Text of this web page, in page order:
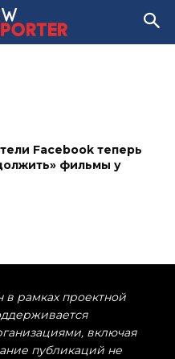
Facebook теперь
фильмы у
в рамках проектной
включая
публикаций не